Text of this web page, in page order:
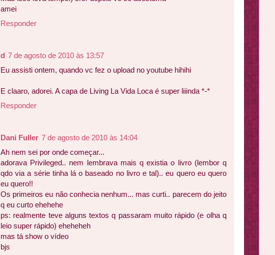
amei
Responder
d 7 de agosto de 2010 às 13:57
Eu assisti ontem, quando vc fez o upload no youtube hihihi
E claaro, adorei. A capa de Living La Vida Loca é super liiinda *-*
Responder
Dani Fuller 7 de agosto de 2010 às 14:04
Ah nem sei por onde começar...
adorava Privileged.. nem lembrava mais q existia o livro (lembor q
qdo via a série tinha lá o baseado no livro e tal).. eu quero eu quero
eu quero!!
Os primeiros eu não conhecia nenhum... mas curti.. parecem do jeito
q eu curto ehehehe
ps: realmente teve alguns textos q passaram muito rápido (e olha q
leio super rápido) eheheheh
mas tá show o vídeo
bjs